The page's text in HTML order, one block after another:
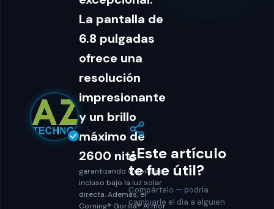
La pantalla de
6.8 pulgadas
ofrece una
resolución
impresionante
y un brillo
máximo de
2600 nits
garantizando visibilidad
incluso bajo la luz solar
directa. Además, el
Corning® Gorilla® Armor
¿Este artículo
te fue útil?
Compártelo — podría
cambiarle el día a alguien